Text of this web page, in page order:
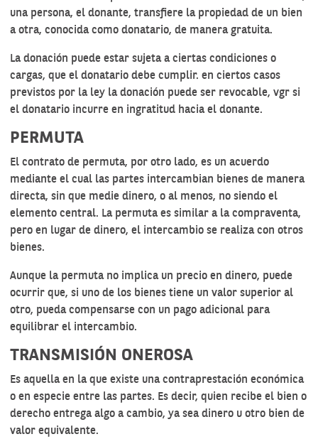
una persona, el donante, transfiere la propiedad de un bien
a otra, conocida como donatario, de manera gratuita.
La donación puede estar sujeta a ciertas condiciones o
cargas, que el donatario debe cumplir. en ciertos casos
previstos por la ley la donación puede ser revocable, vgr si
el donatario incurre en ingratitud hacia el donante.
PERMUTA
El contrato de permuta, por otro lado, es un acuerdo
mediante el cual las partes intercambian bienes de manera
directa, sin que medie dinero, o al menos, no siendo el
elemento central. La permuta es similar a la compraventa,
pero en lugar de dinero, el intercambio se realiza con otros
bienes.
Aunque la permuta no implica un precio en dinero, puede
ocurrir que, si uno de los bienes tiene un valor superior al
otro, pueda compensarse con un pago adicional para
equilibrar el intercambio.
TRANSMISIÓN ONEROSA
Es aquella en la que existe una contraprestación económica
o en especie entre las partes. Es decir, quien recibe el bien o
derecho entrega algo a cambio, ya sea dinero u otro bien de
valor equivalente.